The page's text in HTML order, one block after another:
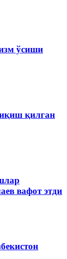
ўсиши
қилган
вафот этди